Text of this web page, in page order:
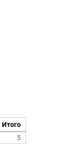
Итого
5